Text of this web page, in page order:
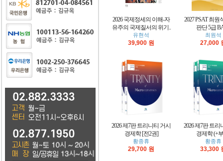
2026 국제정세의 이해-자
유주의 국제질서의 위기..
유현석
39,900 원
2027 PSAT 최원
판단 5급
최원석
27,000
2026 제7판 트리니티 거시
경제학 [전2권]
황종휴
29,700 원
2026 제7판 트리
경제학 (+
황종휴
33,300